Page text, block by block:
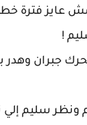
عايز فترة
!
جبران وهدر
ونظر سليم